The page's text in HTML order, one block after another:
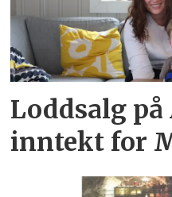
Loddsalg
inntekt for